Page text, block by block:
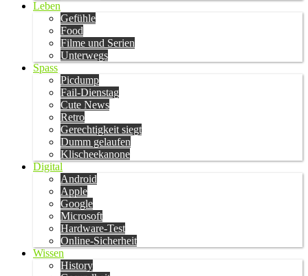
Leben
Gefühle
Food
Filme und Serien
Unterwegs
Spass
Picdump
Fail-Dienstag
Cute News
Retro
Gerechtigkeit siegt
Dumm gelaufen
Klischeekanone
Digital
Android
Apple
Google
Microsoft
Hardware-Test
Online-Sicherheit
Wissen
History